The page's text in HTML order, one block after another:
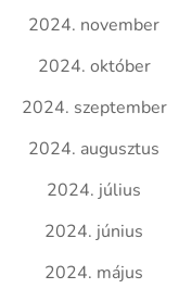
2024. november
2024. október
2024. szeptember
2024. augusztus
2024. július
2024. június
2024. május